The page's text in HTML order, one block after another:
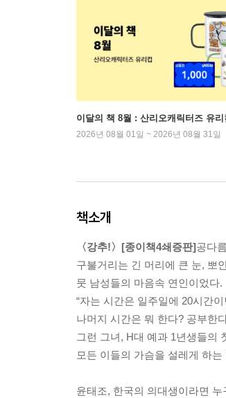
이달의 책 8월 : 산리오캐릭터즈 유리
2026년 08월 01일 ~ 2026년 08월 31일
책소개
〈강추!〉[종이책4쇄증판]공다
구불거리는 긴 머리에 큰 눈, 뽀
뭇 남성들의 마음속 연인이었다.
“자는 시간은 일주일에 20시간
나머지 시간은 뭐 한다? 공부한
그런 그녀, H대 예과 1년생들의
모든 이들의 가슴을 설레게 하
윤태조, 한국의 의대생이라면